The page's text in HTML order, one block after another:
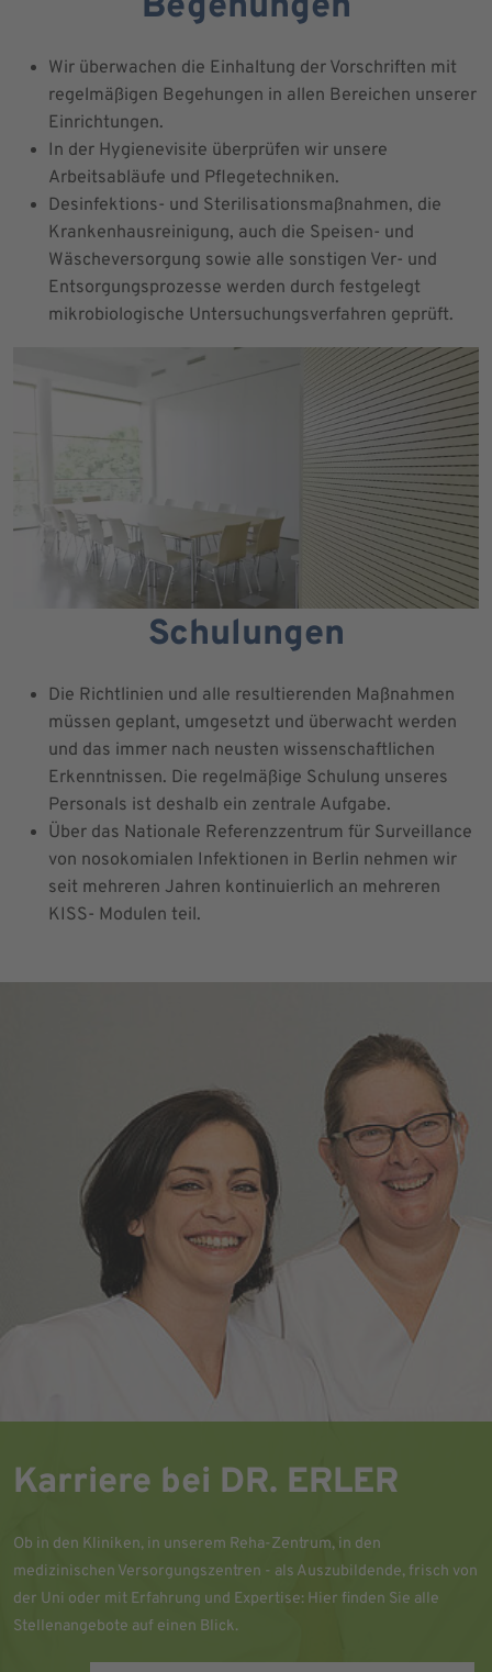
Wir überwachen die Einhaltung der Vorschriften mit
regelmäßigen Begehungen in allen Bereichen unserer
Einrichtungen.
In der Hygienevisite überprüfen wir unsere
Arbeitsabläufe und Pflegetechniken.
Desinfektions- und Sterilisationsmaßnahmen, die
Krankenhausreinigung, auch die Speisen- und
Wäscheversorgung sowie alle sonstigen Ver- und
Entsorgungsprozesse werden durch festgelegt
mikrobiologische Untersuchungsverfahren geprüft.
Schulungen
Die Richtlinien und alle resultierenden Maßnahmen
müssen geplant, umgesetzt und überwacht werden
und das immer nach neusten wissenschaftlichen
Erkenntnissen. Die regelmäßige Schulung unseres
Personals ist deshalb ein zentrale Aufgabe.
Über das Nationale Referenzzentrum für Surveillance
von nosokomialen Infektionen in Berlin nehmen wir
seit mehreren Jahren kontinuierlich an mehreren
KISS- Modulen teil.
Karriere bei DR. ERLER
Ob in den Kliniken, in unserem Reha-Zentrum, in den
medizinischen Versorgungszentren - als Auszubildende, frisch von
der Uni oder mit Erfahrung und Expertise: Hier finden Sie alle
Stellenangebote auf einen Blick.